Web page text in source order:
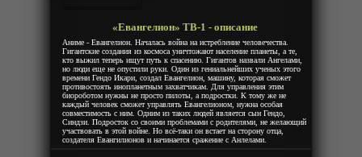
«Евангелион» ТВ-1 - описание
Аниме - Евангелион. Началась война на истребление человечества.
Гигантские создания из космоса уничтожают население планеты, а те,
кто выжил теперь ищут путь к спасению. Гигантов назвали Ангелами,
но люди еще не опустили руки. Один из гениальнейших ученых этого
времени Гендо Икари, создал Евангелион, машину, которая сможет
противостоять инопланетным захватчикам. Для управления этим
биороботом нужны не просто пилоты, а подростки. К тому же не
каждый человек сможет управлять Евангелионом, нужна особая
совместимость с ним. Одним из таких людей является сын Гендо,
Синдзи. Подросток со своими проблемами с родителями, не желающий
участвовать в этой войне. Но всё-таки он встает на сторону отца,
создателя Евангилионов и начинается сражение с Анлелами.